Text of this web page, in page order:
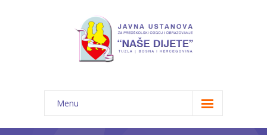
Menu
Početna